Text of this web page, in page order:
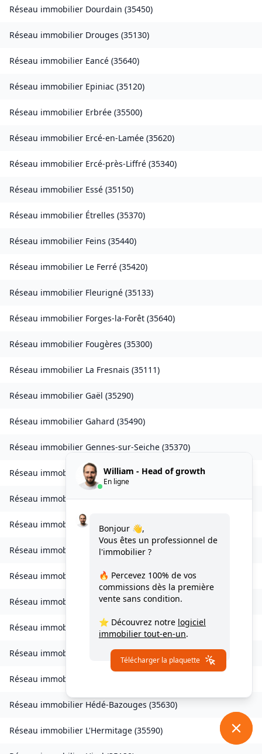
Réseau immobilier Dourdain (35450)
Réseau immobilier Drouges (35130)
Réseau immobilier Eancé (35640)
Réseau immobilier Epiniac (35120)
Réseau immobilier Erbrée (35500)
Réseau immobilier Ercé-en-Lamée (35620)
Réseau immobilier Ercé-près-Liffré (35340)
Réseau immobilier Essé (35150)
Réseau immobilier Étrelles (35370)
Réseau immobilier Feins (35440)
Réseau immobilier Le Ferré (35420)
Réseau immobilier Fleurigné (35133)
Réseau immobilier Forges-la-Forêt (35640)
Réseau immobilier Fougères (35300)
Réseau immobilier La Fresnais (35111)
Réseau immobilier Gaël (35290)
Réseau immobilier Gahard (35490)
Réseau immobilier Gennes-sur-Seiche (35370)
Réseau immobilierGévezé(35850 )
Réseau immobilierGosné(35140)
Réseau immobilierLa Gouesnière(
Réseau immobilier Goven(35580)
Réseau immobilier Grand-Fougeray(35390)
Réseau immobilier La Guerche-de-Bretagne
Réseau immobilier Guichen(35580)
Réseau immobilier Guignen
Réseau immobilier
Réseau immobilier Hédé-Bazouges (35630)
Réseau immobilier L'Hermitage (35590)
William - Head of growth
En ligne
Bonjour 👋,
Vous êtes un professionnel de
l'immobilier ?
🔥 Percevez 100% de vos
commissions dès la première
vente sans condition.
⭐ Découvrez notre logiciel
immobilier tout-en-un.
Télécharger la plaquette